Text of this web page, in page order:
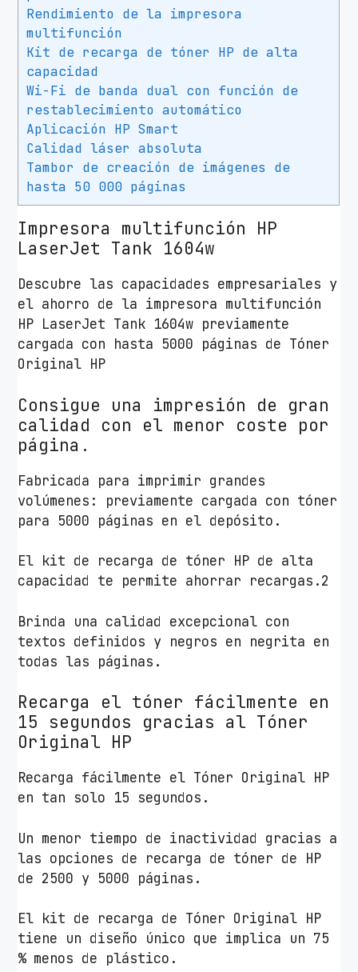
m
o
P
L
a
s
e
j
e
t
T
k
1
4
w
W
i
F
i
/
B
l
a
c
a
c
n
t
i
Rendimiento de la impresora
multifunción
Kit de recarga de tóner HP de alta
capacidad
Wi-Fi de banda dual con función de
restablecimiento automático
Aplicación HP Smart
Calidad láser absoluta
Tambor de creación de imágenes de
hasta 50 000 páginas
Impresora multifunción HP
LaserJet Tank 1604w
Descubre las capacidades empresariales y
el ahorro de la impresora multifunción
HP LaserJet Tank 1604w previamente
cargada con hasta 5000 páginas de Tóner
Original HP
Consigue una impresión de gran
calidad con el menor coste por
página.
Fabricada para imprimir grandes
volúmenes: previamente cargada con tóner
para 5000 páginas en el depósito.
El kit de recarga de tóner HP de alta
capacidad te permite ahorrar recargas.2
Brinda una calidad excepcional con
textos definidos y negros en negrita en
todas las páginas.
Recarga el tóner fácilmente en
15 segundos gracias al Tóner
Original HP
Recarga fácilmente el Tóner Original HP
en tan solo 15 segundos.
Un menor tiempo de inactividad gracias a
las opciones de recarga de tóner de HP
de 2500 y 5000 páginas.
El kit de recarga de Tóner Original HP
tiene un diseño único que implica un 75
% menos de plástico.